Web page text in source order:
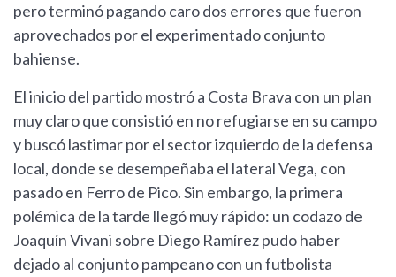
pero terminó pagando caro dos errores que fueron
aprovechados por el experimentado conjunto
bahiense.
El inicio del partido mostró a Costa Brava con un plan
muy claro que consistió en no refugiarse en su campo
y buscó lastimar por el sector izquierdo de la defensa
local, donde se desempeñaba el lateral Vega, con
pasado en Ferro de Pico. Sin embargo, la primera
polémica de la tarde llegó muy rápido: un codazo de
Joaquín Vivani sobre Diego Ramírez pudo haber
dejado al conjunto pampeano con un futbolista